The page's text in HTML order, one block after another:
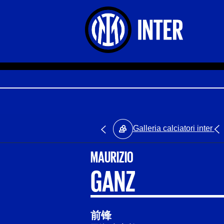
Galleria calciatori inter
MAURIZIO
GANZ
前锋